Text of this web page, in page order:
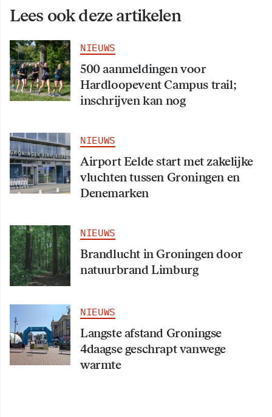
Lees ook deze artikelen
NIEUWS
500 aanmeldingen voor
Hardloopevent Campus trail;
inschrijven kan nog
NIEUWS
Airport Eelde start met zakelijke
vluchten tussen Groningen en
Denemarken
NIEUWS
Brandlucht in Groningen door
natuurbrand Limburg
NIEUWS
Langste afstand Groningse
4daagse geschrapt vanwege
warmte